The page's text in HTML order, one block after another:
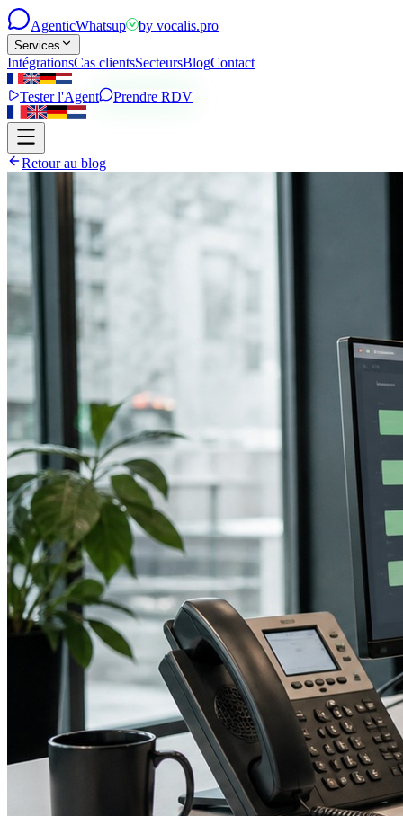
AgenticWhatsup by vocalis.pro
Services
IntégrationsCas clientsSecteursBlogContact
Tester l'Agent Prendre RDV
Retour au blog